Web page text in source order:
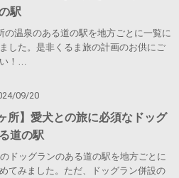
駅
の温泉のある道の駅を地方ごとに一覧に
した。是非くるま旅の計画のお供にご
！…
09/20
所】愛犬との旅に必須なドッグ
道の駅
ドッグランのある道の駅を地方ごとに
てみました。ただ、ドッグラン併設の